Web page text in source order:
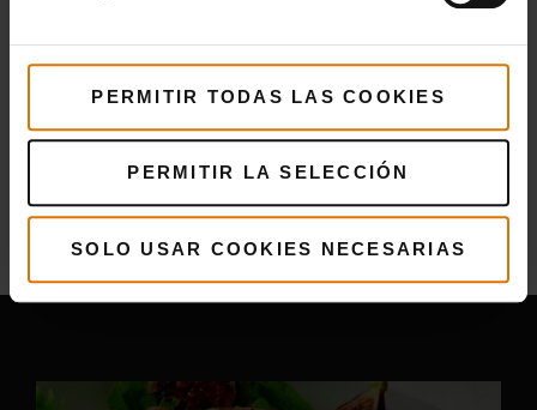
PERMITIR TODAS LAS COOKIES
PERMITIR LA SELECCIÓN
SOLO USAR COOKIES NECESARIAS
Másrecetas
Puede que también te guste